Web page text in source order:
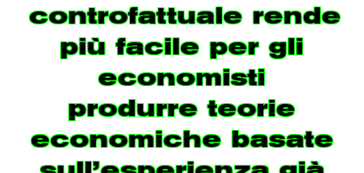
controfattuale rende
più facile per gli
economisti
produrre teorie
economiche basate